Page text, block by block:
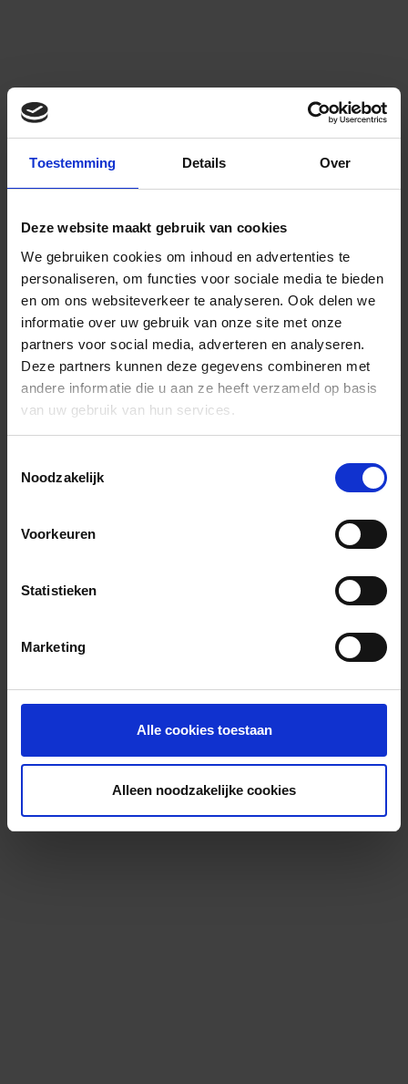
Toestemming Details Over
Deze website maakt gebruik van cookies
We gebruiken cookies om inhoud en advertenties te
personaliseren, om functies voor sociale media te bieden
en om ons websiteverkeer te analyseren. Ook delen we
informatie over uw gebruik van onze site met onze
partners voor social media, adverteren en analyseren.
Deze partners kunnen deze gegevens combineren met
andere informatie die u aan ze heeft verzameld op basis
van uw gebruik van hun services.
Noodzakelijk
Voorkeuren
Statistieken
Marketing
Alle cookies toestaan
Alleen noodzakelijke cookies